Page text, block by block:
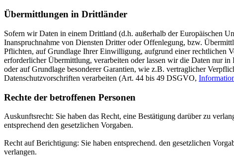
Übermittlungen in Drittländer
Sofern wir Daten in einem Drittland (d.h. außerhalb der Europäischen
Inanspruchnahme von Diensten Dritter oder Offenlegung, bzw.
Pflichten, auf Grundlage Ihrer Einwilligung, aufgrund einer rechtlichen
erforderlicher Übermittlung, verarbeiten oder lassen wir die Daten nur
oder auf Grundlage besonderer Garantien, wie z.B. vertraglicher
Datenschutzvorschriften verarbeiten (Art. 44 bis 49 DSGVO,
Rechte der betroffenen Personen
Auskunftsrecht: Sie haben das Recht, eine Bestätigung darüber zu
entsprechend den gesetzlichen Vorgaben.
Recht auf Berichtigung: Sie haben entsprechend. den gesetzlichen
verlangen.